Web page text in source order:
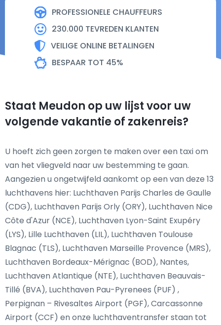
PROFESSIONELE CHAUFFEURS
230.000 TEVREDEN KLANTEN
VEILIGE ONLINE BETALINGEN
BESPAAR TOT 45%
Staat Meudon op uw lijst voor uw
volgende vakantie of zakenreis?
U hoeft zich geen zorgen te maken over een taxi om
van het vliegveld naar uw bestemming te gaan.
Aangezien u ongetwijfeld aankomt op een van deze 13
luchthavens hier: Luchthaven Parijs Charles de Gaulle
(CDG), Luchthaven Parijs Orly (ORY), Luchthaven Nice
Côte d'Azur (NCE), Luchthaven Lyon-Saint Exupéry
(LYS), Lille Luchthaven (LIL), Luchthaven Toulouse
Blagnac (TLS), Luchthaven Marseille Provence (MRS),
Luchthaven Bordeaux-Mérignac (BOD), Nantes,
Luchthaven Atlantique (NTE), Luchthaven Beauvais-
Tillé (BVA), Luchthaven Pau-Pyrenees (PUF) ,
Perpignan – Rivesaltes Airport (PGF), Carcassonne
Airport (CCF) en onze luchthaventransfer staan tot